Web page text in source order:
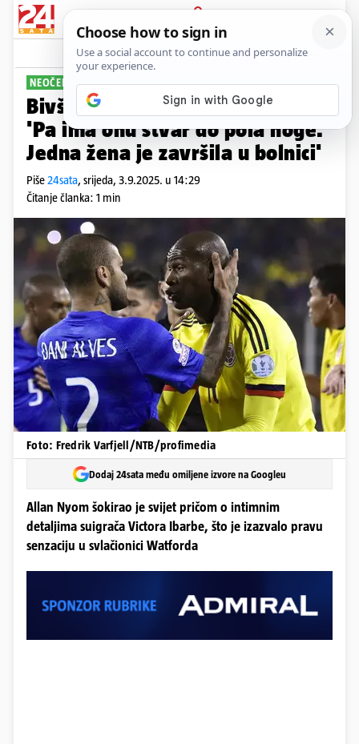
PRIJAVA
Sport Komentari
NEOČEKIVANI PROBLEMI
Bivši suigrač Kolumbijca Ibarbe:
'Pa ima onu stvar do pola noge.
Jedna žena je završila u bolnici'
Piše24sata, srijeda, 3.9.2025. u 14:29
Čitanje članka: 1 min
Foto: Fredrik Varfjell/NTB/profimedia
Dodaj 24sata među omiljene izvore na Googleu
Allan Nyom šokirao je svijet pričom o intimnim
detaljima suigrača Victora Ibarbe, što je izazvalo pravu
senzaciju u svlačionici Watforda